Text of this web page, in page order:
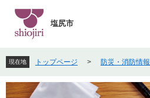
先
頭
で
す
を
飛
ば
し
塩尻市
現在地 トップページ > 防災・消防情報